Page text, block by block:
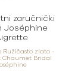
zaručnički
Joséphine
Ružičasto zlato -
Chaumet Bridal